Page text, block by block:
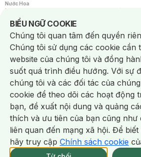
NowFree 2H Giao Nhanh Miễn Phí
Nước Hoa
Nước Hoa Nữ
Chăm Sóc Cá Nhân
Chống Muỗi /Khẩu Trang /Máy Massage/Mặt Nạ Xông
Sản Phẩm Chăm Sóc Khác /Bàn Chải Đánh Răng /Bàn
Hỗ Trợ Trắng Răng/Kem Đánh Răng /Máy Tăm Nước/
Tăm / Chỉ Nha Khoa/ Xịt Thơm Miệng / Dung Dịch Vệ
Khăn Ướt Vệ Sinh Vùng Kín/Băng Vệ Sinh/Tampon/
Máy Cạo Râu
Vấn Đề Về Da
Da Dầu / Lỗ Chân Lông To/ Da Khô / Mất Nước/ Da Lão
Da Nhạy Cảm / Kích Ứng
Da Xỉn Màu Thâm / Nám /
Quầng Thâm & Bọng Mắt /Sẹo /Viêm Da Cơ Địa
Dụng Cụ / Phụ Kiện Chăm Sóc Da
Bông Tẩy Trang
Khăn Lau Mặt Khô Dụng Cụ / Máy
Dụng Cụ Chăm Sóc Khác
BIỂU NGỮ COOKIE
Notice about cookies usage
Chúng tôi quan tâm đến quyền
Chúng tôi sử dụng các cookie cần
website của chúng tôi và đồng
suốt quá trình điều hướng. Với sự
chúng tôi và các đối tác của
cookie để theo dõi các hoạt động
bạn, đề xuất nội dung và quảng
thích và ưu tiên của bạn cũng như
liên quan đến mạng xã hội. Để
hãy truy cập Chính sách cookie